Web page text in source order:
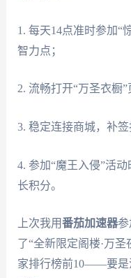
1. 每天14点准时参加“
智力点；
2. 流畅打开“万圣衣橱
3. 稳定连接商城，补签
4. 参加“魔王入侵”活
长积分。
上次我用番茄加速器参
了“全新限定阁楼·万
家排行榜前10——要是